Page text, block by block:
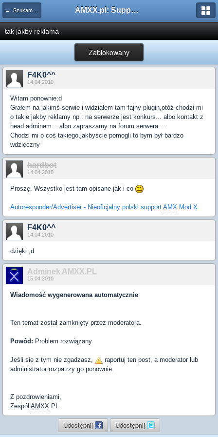
← Szukam pluginu AMXX.pl: Support AMX Mod X i SourceMod
tak jakby reklama
Zablokowany
F4K0^^
14.04.2010
Witam ponownie;d
Grałem na jakimś serwie i widziałem tam fajny plugin,otóż chodzi mi
o takie jakby reklamy np.: na serwerze jest konkurs... albo kontakt z
head adminem... albo zapraszamy na forum serwera ....
Chodzi mi o coś takiego,jakbyście pomogli to bym był bardzo
wdzieczny
hardbot
14.04.2010
Proszę. Wszystko jest tam opisane jak i co
Autoresponder/Advertiser - Nieoficjalny polski support AMX Mod X
F4K0^^
14.04.2010
dzięki ;d
Adminek AMXX.PL
15.04.2010
Wiadomość wygenerowana automatycznie
Ten temat został zamknięty przez moderatora.
Powód: Problem rozwiązany
Jeśli się z tym nie zgadzasz,
raportuj ten post, a moderator lub
administrator rozpatrzy go ponownie.
Z pozdrowieniami,
Zespół AMXX.PL
Udostępnij Udostępnij